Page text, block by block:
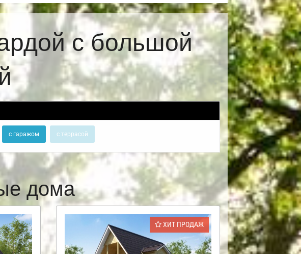
с большой
с гаражом с террасой
дома
ХИТ ПРОДАЖ